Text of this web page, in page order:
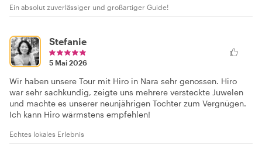
Ein absolut zuverlässiger und großartiger Guide!
Stefanie
5 Mai 2026
Wir haben unsere Tour mit Hiro in Nara sehr genossen. Hiro
war sehr sachkundig, zeigte uns mehrere versteckte Juwelen
und machte es unserer neunjährigen Tochter zum Vergnügen.
Ich kann Hiro wärmstens empfehlen!
Echtes lokales Erlebnis